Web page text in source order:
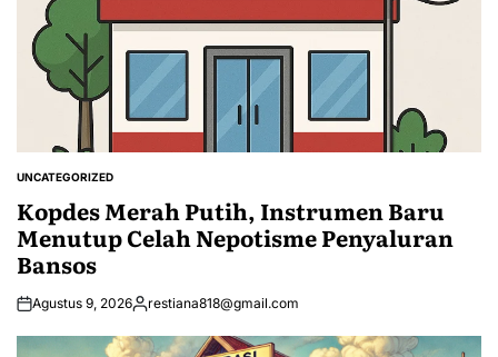
POSTED
UNCATEGORIZED
Kopdes Merah Putih, Instrumen Baru
Menutup Celah Nepotisme Penyaluran
Bansos
Agustus 9, 2026Posted
restiana818@gmail.com